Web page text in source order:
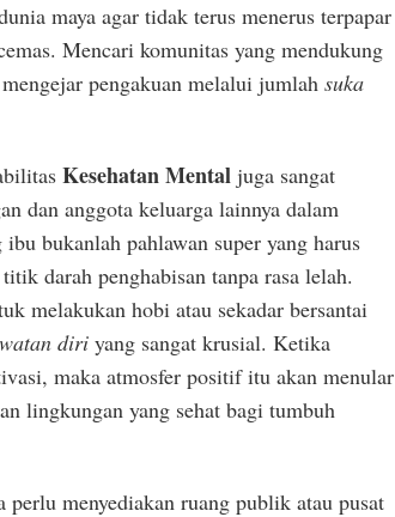
maya agar tidak terus menerus terpapar
Mencari komunitas yang mendukung
pengakuan melalui jumlah suka
Kesehatan Mentaljuga sangat
dan anggota keluarga lainnya dalam
bukanlah pahlawan super yang harus
darah penghabisan tanpa rasa lelah.
melakukan hobi atau sekadar bersantai
diriyang sangat krusial. Ketika
maka atmosfer positif itu akan menular
lingkungan yang sehat bagi tumbuh
menyediakan ruang publik atau pusat